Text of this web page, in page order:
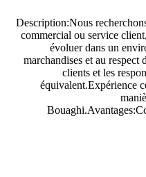
Description:Nous
commercial ou service
évoluer dans un
marchandises et au
clients et les
équivalent.Expérience